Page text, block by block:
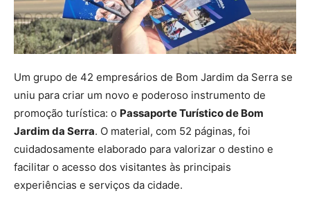
Um grupo de 42 empresários de Bom Jardim da Serra se
uniu para criar um novo e poderoso instrumento de
promoção turística: o Passaporte Turístico de Bom
Jardim da Serra. O material, com 52 páginas, foi
cuidadosamente elaborado para valorizar o destino e
facilitar o acesso dos visitantes às principais
experiências e serviços da cidade.